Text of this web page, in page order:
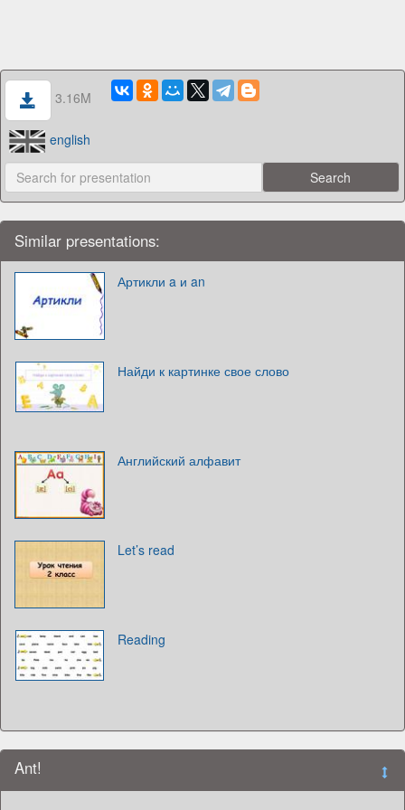
3.16M
english
Similar presentations:
Артикли a и an
Найди к картинке свое слово
Английский алфавит
Let’s read
Reading
Ant!